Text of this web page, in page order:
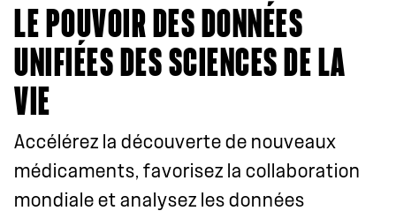
LE POUVOIR DES DONNÉES
UNIFIÉES DES SCIENCES DE LA
VIE
Accélérez la découverte de nouveaux
médicaments, favorisez la collaboration
mondiale et analysez les données